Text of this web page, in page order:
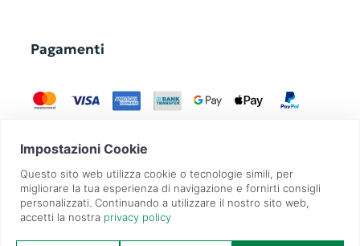
Pagamenti
GadgetZilla è un Brand di Overbi S.r.l.| realizzato conContit | © 2026 Tutti
i diritti riservati | P.IVA: 09351560967